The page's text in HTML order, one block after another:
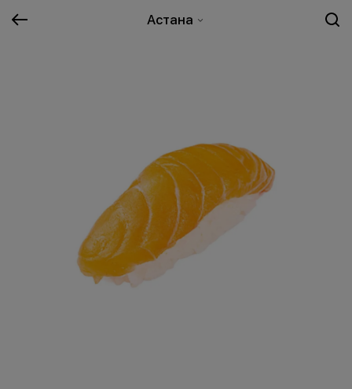
Астана